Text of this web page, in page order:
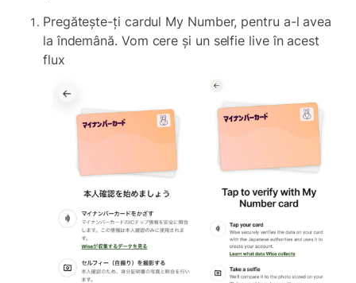
Pregătește-ți cardul My Number, pentru a-l avea
la îndemână. Vom cere și un selfie live în acest
flux